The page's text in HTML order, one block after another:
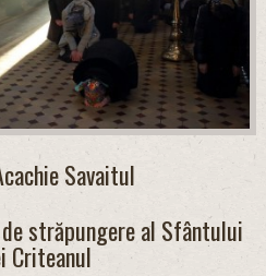
Savaitul
străpungere al Sfântului
Criteanul